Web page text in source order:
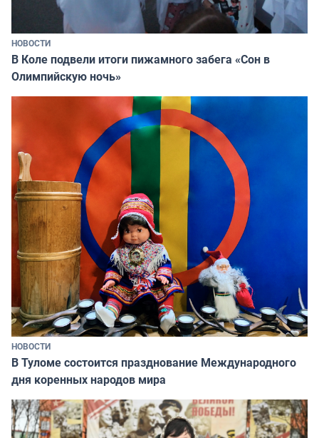
НОВОСТИ
В Коле подвели итоги пижамного забега «Сон в
Олимпийскую ночь»
НОВОСТИ
В Туломе состоится празднование Международного
дня коренных народов мира